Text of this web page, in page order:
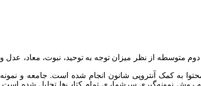
متوسطه از نظر میزان توجه به توحید، نبوت، معاد، عدل و
به کمک آنتروپی شانون انجام شده است. جامعه و نمونه
گیری سرشماری تمام کتاب‌ها تحلیل شده است.